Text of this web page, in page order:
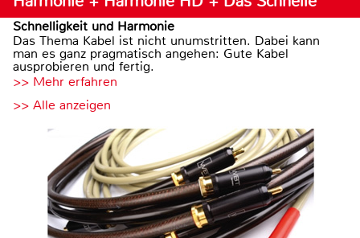
Schnelligkeit und Harmonie
Das Thema Kabel ist nicht unumstritten. Dabei kann
man es ganz pragmatisch angehen: Gute Kabel
ausprobieren und fertig.
>> Mehr erfahren
>> Alle anzeigen